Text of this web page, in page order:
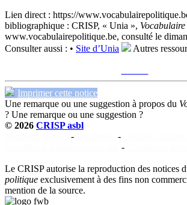
Lien direct : https://
bibliographique : CRISP, « Unia »,
www.vocabulairepolitique.be, consulté le
Consulter aussi : • Site d’Unia
Autres
Imprimer cette notice
Une remarque ou une suggestion à propos du
? Une remarque ou une suggestion ?
© 2026 CRISP asbl
- -
-
Le CRISP autorise la reproduction des notices
politique exclusivement à des fins non
mention de la source.